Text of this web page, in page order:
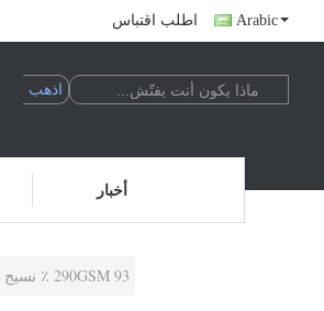
اطلب اقتباس Arabic
أخبار
290GSM 93 ٪ نسيج بوليستر مطبوع طوى Velboa للتنورة سيدة التدرج أرجواني